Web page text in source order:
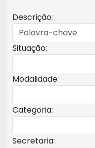
Descrição:
Situação:
Modalidade:
Categoria:
Secretaria: